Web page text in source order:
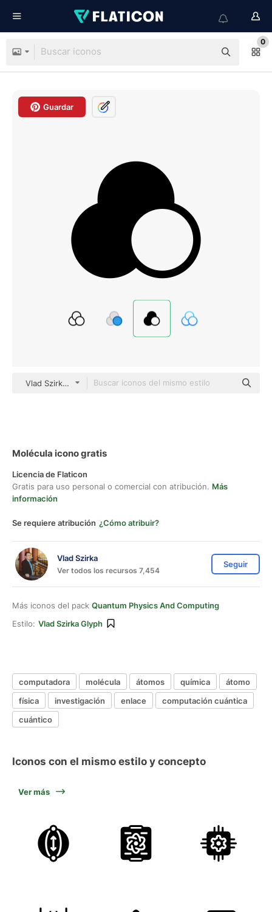
0
Guardar
Vlad Szirka Glyph
Molécula icono gratis
Licencia de Flaticon
Gratis para uso personal o comercial con atribución. Más
información
Se requiere atribución ¿Cómo atribuir?
Vlad Szirka
Ver todos los recursos 7,454
Seguir
Más iconos del pack Quantum Physics And Computing
Estilo: Vlad Szirka Glyph
computadora molécula átomos química
átomo
física
investigación enlace
computación cuántica
cuántico
Iconos con el mismo estilo y concepto
Ver más